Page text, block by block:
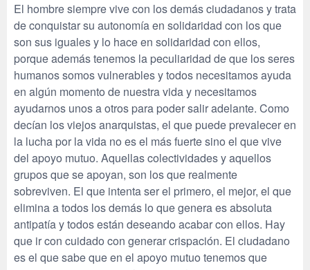
El hombre siempre vive con los demás ciudadanos y trata
de conquistar su autonomía en solidaridad con los que
son sus iguales y lo hace en solidaridad con ellos,
porque además tenemos la peculiaridad de que los seres
humanos somos vulnerables y todos necesitamos ayuda
en algún momento de nuestra vida y necesitamos
ayudarnos unos a otros para poder salir adelante. Como
decían los viejos anarquistas, el que puede prevalecer en
la lucha por la vida no es el más fuerte sino el que vive
del apoyo mutuo. Aquellas colectividades y aquellos
grupos que se apoyan, son los que realmente
sobreviven. El que intenta ser el primero, el mejor, el que
elimina a todos los demás lo que genera es absoluta
antipatía y todos están deseando acabar con ellos. Hay
que ir con cuidado con generar crispación. El ciudadano
es el que sabe que en el apoyo mutuo tenemos que